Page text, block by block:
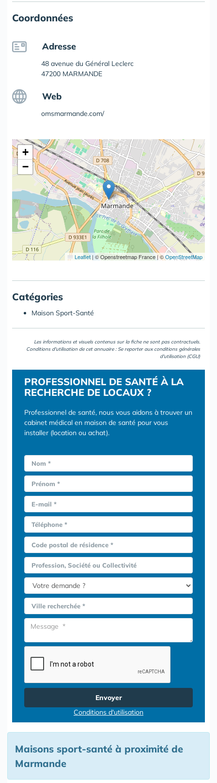
Coordonnées
Adresse
48 avenue du Général Leclerc
47200 MARMANDE
Web
omsmarmande.com/
+
−
Leaflet | © Openstreetmap France | ©OpenStreetMap
Catégories
Maison Sport-Santé
Les informations et visuels contenus sur la fiche ne sont pas contractuels.
Conditions d'utilisation de cet annuaire : Se reporter aux conditions générales
d'utilisation (CGU)
PROFESSIONNEL DE SANTÉ À LA
RECHERCHE DE LOCAUX ?
Professionnel de santé, nous vous aidons à trouver un
cabinet médical en maison de santé pour vous
installer (location ou achat).
Nom *
Prénom *
E-mail *
Téléphone *
Code postal de résidence *
Profession, Société ou Collectivité
Ville recherchée *
Envoyer
Conditions d'utilisation
Maisons sport-santé à proximité de
Marmande